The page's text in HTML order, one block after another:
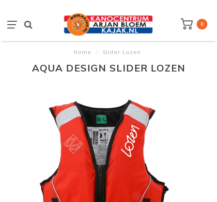
0
Home / Slider Lozen
AQUA DESIGN SLIDER LOZEN